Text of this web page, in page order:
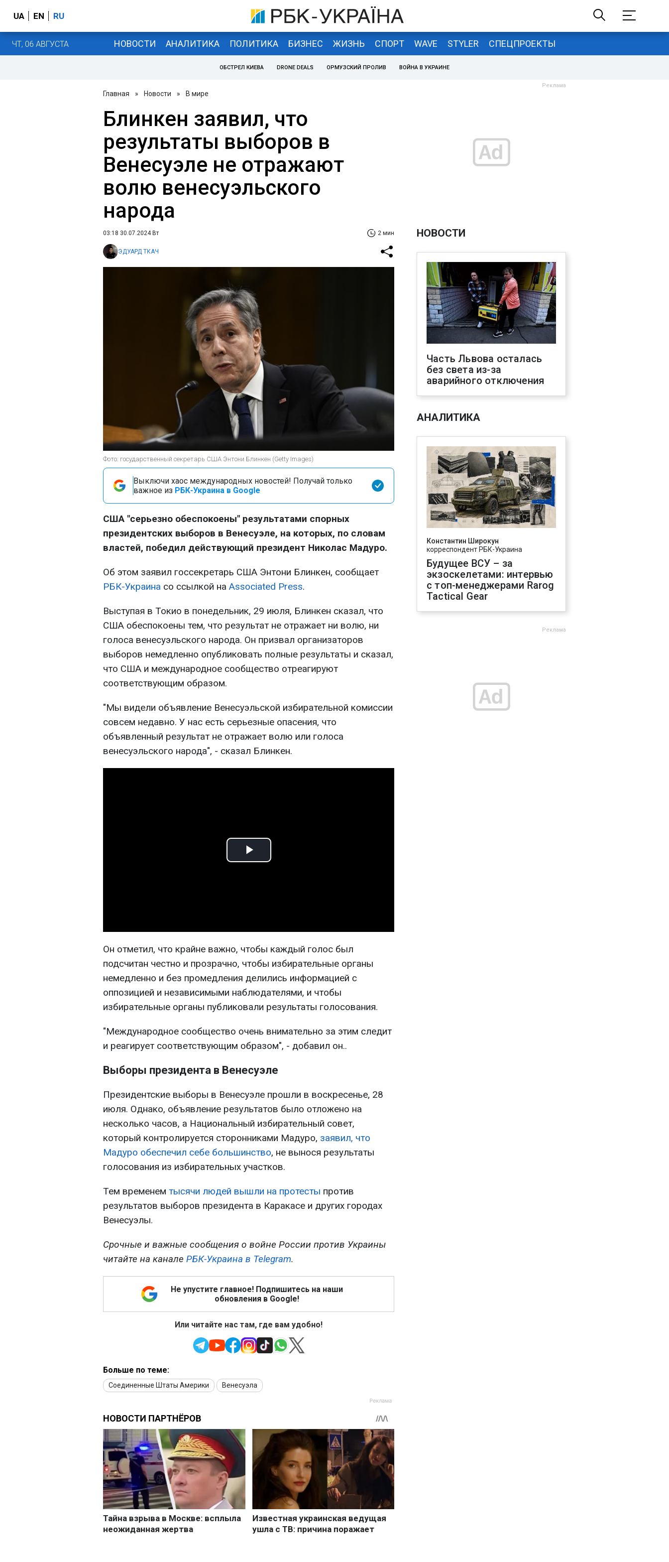
UA EN RU
ЧТ, 06 АВГУСТА НОВОСТИ АНАЛИТИКА ПОЛИТИКА БИЗНЕС ЖИЗНЬ СПОРТ WAVE STYLER СПЕЦПРОЕКТЫ
ОБСТРЕЛ КИЕВА DRONE DEALS ОРМУЗСКИЙ ПРОЛИВ ВОЙНА В УКРАИНЕ
Главная » Новости » В мире
Блинкен заявил, что
результаты выборов в
Венесуэле не отражают
волю венесуэльского
народа
03:18 30.07.2024 Вт 2 мин
ЭДУАРД ТКАЧ
Фото: государственный секретарь США Энтони Блинкен (Getty Images)
Выключи хаос международных новостей! Получай только
важное из РБК-Украина в Google
США "серьезно обеспокоены" результатами спорных
президентских выборов в Венесуэле, на которых, по словам
властей, победил действующий президент Николас Мадуро.
Об этом заявил госсекретарь США Энтони Блинкен, сообщает
РБК-Украина со ссылкой на Associated Press.
Выступая в Токио в понедельник, 29 июля, Блинкен сказал, что
США обеспокоены тем, что результат не отражает ни волю, ни
голоса венесуэльского народа. Он призвал организаторов
выборов немедленно опубликовать полные результаты и сказал,
что США и международное сообщество отреагируют
соответствующим образом.
"Мы видели объявление Венесуэльской избирательной комиссии
совсем недавно. У нас есть серьезные опасения, что
объявленный результат не отражает волю или голоса
венесуэльского народа", - сказал Блинкен.
Play
Он отметил, что крайне важно, чтобы каждый голос был
подсчитан честно и прозрачно, чтобы избирательные органы
немедленно и без промедления делились информацией с
оппозицией и независимыми наблюдателями, и чтобы
избирательные органы публиковали результаты голосования.
"Международное сообщество очень внимательно за этим следит
и реагирует соответствующим образом", - добавил он..
Выборы президента в Венесуэле
Президентские выборы в Венесуэле прошли в воскресенье, 28
июля. Однако, объявление результатов было отложено на
несколько часов, а Национальный избирательный совет,
который контролируется сторонниками Мадуро, заявил, что
Мадуро обеспечил себе большинство, не вынося результаты
голосования из избирательных участков.
Тем временем тысячи людей вышли на протесты против
результатов выборов президента в Каракасе и других городах
Венесуэлы.
Срочные и важные сообщения о войне России против Украины
читайте на канале РБК-Украина в Telegram.
Не упустите главное! Подпишитесь на наши
обновления в Google!
Или читайте нас там, где вам удобно!
Больше по теме:
Соединенные Штаты Америки Венесуэла
НОВОСТИ
Часть Львова осталась
без света из-за
аварийного отключения
АНАЛИТИКА
Константин Широкун
корреспондент РБК-Украина
Будущее ВСУ – за
экзоскелетами: интервью
с топ-менеджерами Rarog
Tactical Gear